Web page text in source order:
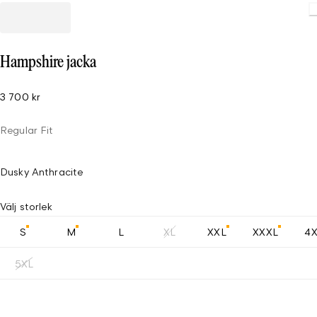
Hampshire jacka
3 700 kr
Regular Fit
Dusky Anthracite
Välj storlek
S M L XL XXL XXXL
5XL